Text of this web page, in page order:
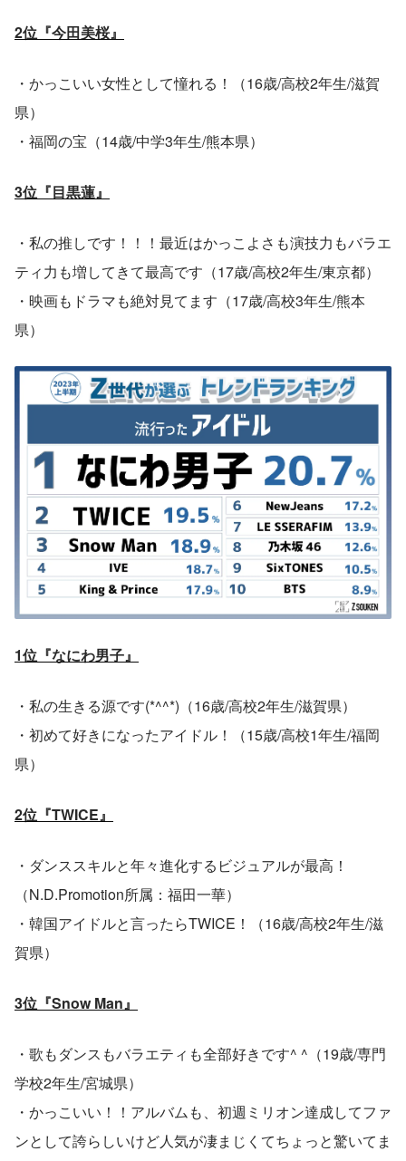
2位『今田美桜』
・かっこいい女性として憧れる！（16歳/高校2年生/滋賀
県）
・福岡の宝（14歳/中学3年生/熊本県）
3位『目黒蓮』
・私の推しです！！！最近はかっこよさも演技力もバラエ
ティ力も増してきて最高です（17歳/高校2年生/東京都）
・映画もドラマも絶対見てます（17歳/高校3年生/熊本
県）
1位『なにわ男子』
・私の生きる源です(*^^*)（16歳/高校2年生/滋賀県）
・初めて好きになったアイドル！（15歳/高校1年生/福岡
県）
2位『TWICE』
・ダンススキルと年々進化するビジュアルが最高！
（N.D.Promotion所属：福田一華）
・韓国アイドルと言ったらTWICE！（16歳/高校2年生/滋
賀県）
3位『Snow Man』
・歌もダンスもバラエティも全部好きです^ ^（19歳/専門
学校2年生/宮城県）
・かっこいい！！アルバムも、初週ミリオン達成してファ
ンとして誇らしいけど人気が凄まじくてちょっと驚いてま